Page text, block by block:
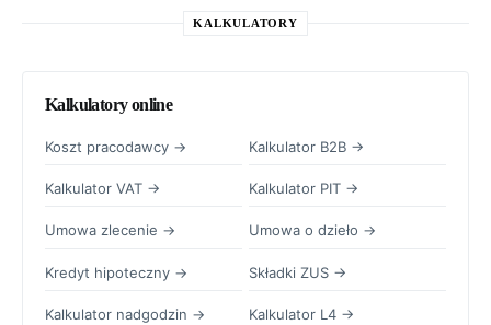
KALKULATORY
Kalkulatory online
Koszt pracodawcy → Kalkulator B2B →
Kalkulator VAT → Kalkulator PIT →
Umowa zlecenie → Umowa o dzieło →
Kredyt hipoteczny → Składki ZUS →
Kalkulator nadgodzin → Kalkulator L4 →